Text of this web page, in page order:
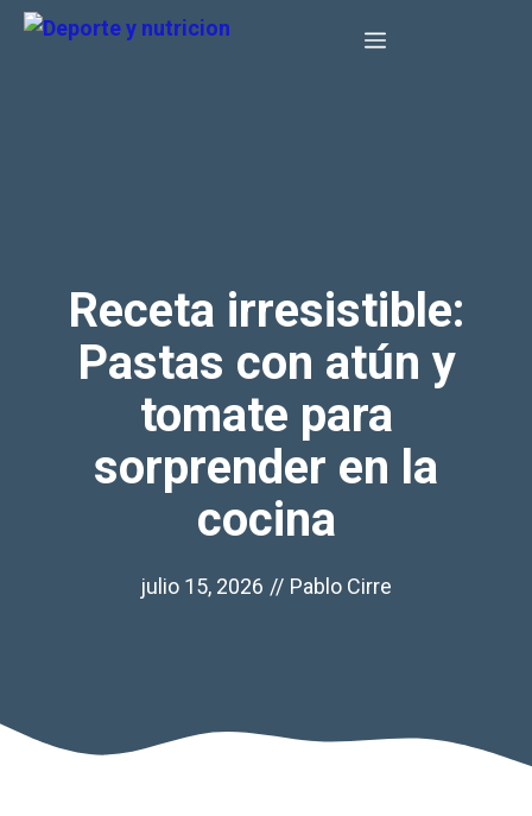
Saltar
Menú
Receta irresistible:
Pastas con atún y
tomate para
sorprender en la
cocina
julio 15, 2026 // Pablo Cirre